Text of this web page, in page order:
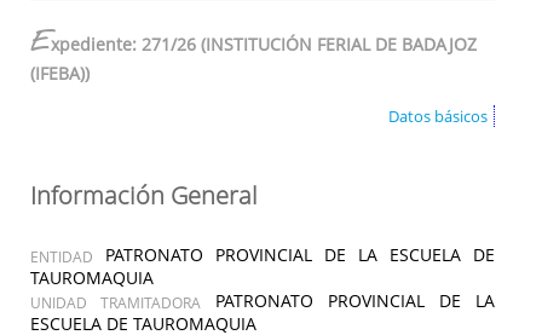
Expediente: 271/26 (INSTITUCIÓN FERIAL DE BADAJOZ
(IFEBA))
Datos básicos
Información General
ENTIDAD
PATRONATO PROVINCIAL DE LA ESCUELA DE
TAUROMAQUIA
UNIDAD TRAMITADORA
PATRONATO PROVINCIAL DE LA
ESCUELA DE TAUROMAQUIA